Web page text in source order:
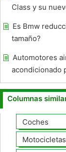
Class y su
Es Bmw
tamaño?
Automotores
acondicionado
Columnas
Coches
Motocicletas